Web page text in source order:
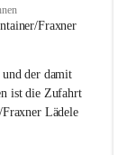
Fraxner
der damit
ist die Zufahrt
Lädele